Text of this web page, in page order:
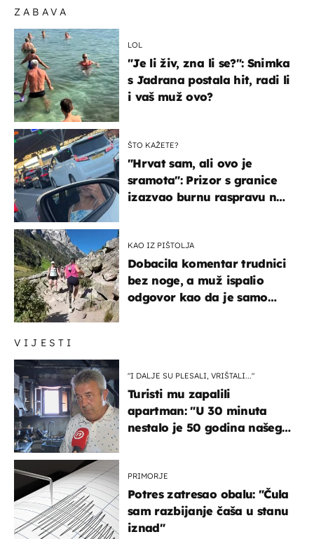
VIJESTI
"I DALJE SU PLESALI, VRIŠTALI..."
Turisti mu zapalili
apartman: "U 30 minuta
nestalo je 50 godina našeg
PRIMORJE
Potres zatresao obalu: "Čula
sam razbijanje čaša u stanu
iznad"
ZABAVA
LOL
"Je li živ, zna li se?": Snimka
s Jadrana postala hit, radi li
i vaš muž ovo?
ŠTO KAŽETE?
"Hrvat sam, ali ovo je
sramota": Prizor s granice
izazvao burnu raspravu na
KAO IZ PIŠTOLJA
Dobacila komentar trudnici
bez noge, a muž ispalio
odgovor kao da je samo